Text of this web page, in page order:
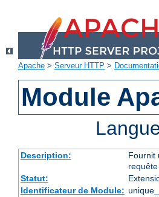
Apache > Serveur HTTP >
Module
Description:
Fournit
requête
Statut:
Identificateur de Module: